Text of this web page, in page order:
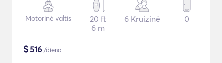
Motorinė valtis
20 ft
6 m
6 Kruizinė 0
$516 /diena